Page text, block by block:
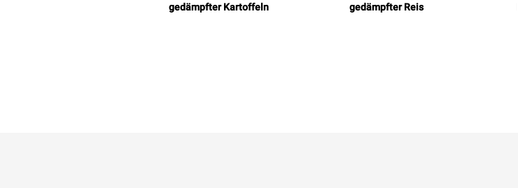
gedämpfter Kartoffeln
gedämpfter Reis